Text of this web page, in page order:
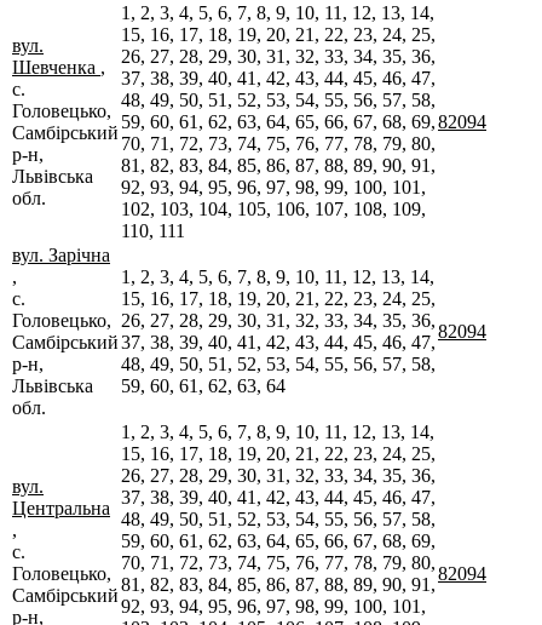
вул.
Шевченка ,
с.
Головецько,
Самбірський
р-н,
Львівська
обл.
1, 2, 3, 4, 5, 6, 7, 8, 9, 10, 11, 12, 13, 14,
15, 16, 17, 18, 19, 20, 21, 22, 23, 24, 25,
26, 27, 28, 29, 30, 31, 32, 33, 34, 35, 36,
37, 38, 39, 40, 41, 42, 43, 44, 45, 46, 47,
48, 49, 50, 51, 52, 53, 54, 55, 56, 57, 58,
59, 60, 61, 62, 63, 64, 65, 66, 67, 68, 69,
70, 71, 72, 73, 74, 75, 76, 77, 78, 79, 80,
81, 82, 83, 84, 85, 86, 87, 88, 89, 90, 91,
92, 93, 94, 95, 96, 97, 98, 99, 100, 101,
102, 103, 104, 105, 106, 107, 108, 109,
110, 111
82094
вул. Зарічна
,
с.
Головецько,
Самбірський
р-н,
Львівська
обл.
1, 2, 3, 4, 5, 6, 7, 8, 9, 10, 11, 12, 13, 14,
15, 16, 17, 18, 19, 20, 21, 22, 23, 24, 25,
26, 27, 28, 29, 30, 31, 32, 33, 34, 35, 36,
37, 38, 39, 40, 41, 42, 43, 44, 45, 46, 47,
48, 49, 50, 51, 52, 53, 54, 55, 56, 57, 58,
59, 60, 61, 62, 63, 64
82094
вул.
Центральна
,
с.
Головецько,
Самбірський
р-н,
1, 2, 3, 4, 5, 6, 7, 8, 9, 10, 11, 12, 13, 14,
15, 16, 17, 18, 19, 20, 21, 22, 23, 24, 25,
26, 27, 28, 29, 30, 31, 32, 33, 34, 35, 36,
37, 38, 39, 40, 41, 42, 43, 44, 45, 46, 47,
48, 49, 50, 51, 52, 53, 54, 55, 56, 57, 58,
59, 60, 61, 62, 63, 64, 65, 66, 67, 68, 69,
70, 71, 72, 73, 74, 75, 76, 77, 78, 79, 80,
81, 82, 83, 84, 85, 86, 87, 88, 89, 90, 91,
92, 93, 94, 95, 96, 97, 98, 99, 100, 101,
82094